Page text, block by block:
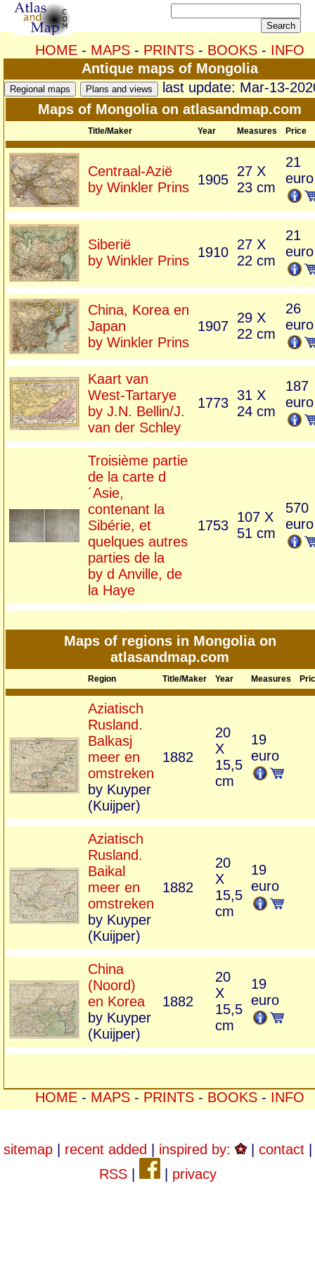
HOME- MAPS- PRINTS- BOOKS- INFO
Antique maps of Mongolia
last update: Mar-13-
Maps of Mongolia on atlasandmap.com
Title/Maker Year Measures Price
Centraal-Azië
by Winkler Prins 1905
27 X
23 cm
21
euro
Siberië
by Winkler Prins
1910 27 X
22 cm
21
euro
China, Korea en
Japan
by Winkler Prins
1907
29 X
22 cm
26
euro
Kaart van
West-Tartarye
by J.N. Bellin/J.
van der Schley
1773 31 X
24 cm
187
euro
Troisième partie
de la carte d
´Asie,
contenant la
Sibérie, et
quelques autres
parties de la
by d Anville, de
la Haye
1753
107 X
51 cm
570
euro
Maps of regions in Mongolia on
atlasandmap.com
Region Title/Maker Year Measures
Aziatisch
Rusland.
Balkasj
meer en
omstreken
by Kuyper
(Kuijper)
1882
20
X
15,5
cm
19
euro
Aziatisch
Rusland.
Baikal
meer en
omstreken
by Kuyper
(Kuijper)
1882
20
X
15,5
cm
19
euro
China
(Noord)
en Korea
by Kuyper
(Kuijper)
1882
20
X
15,5
cm
19
euro
HOME- MAPS- PRINTS- BOOKS- INFO
sitemap| recent added inspired by: | contact|
RSS| privacy